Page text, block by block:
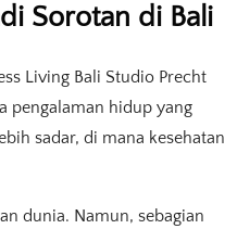
Sorotan di Bali
Living Bali Studio Precht
pengalaman hidup yang
sadar, di mana kesehatan
dunia. Namun, sebagian